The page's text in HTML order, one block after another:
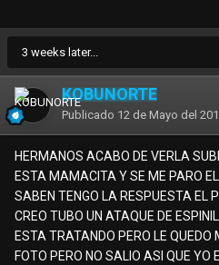
3 weeks later...
KOBUNORTE
Publicado 12 de Mayo del
HERMANOS ACABO DE VERLA
ESTA MAMACITA Y SE ME PARO
SABEN TENGO LA RESPUESTA EL
CREO TUBO UN ATAQUE DE
ESTA TRATANDO PERO LE
FOTO PERO NO SALIO ASI QUE YO